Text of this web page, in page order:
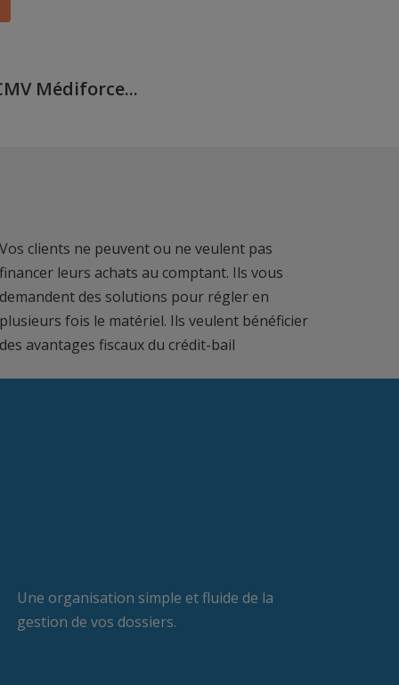
Médiforce...
Vos clients ne peuvent ou ne veulent pas
financer leurs achats au comptant. Ils vous
demandent des solutions pour régler en
plusieurs fois le matériel. Ils veulent bénéficier
des avantages fiscaux du crédit-bail
Une organisation simple et fluide de la
gestion de vos dossiers.